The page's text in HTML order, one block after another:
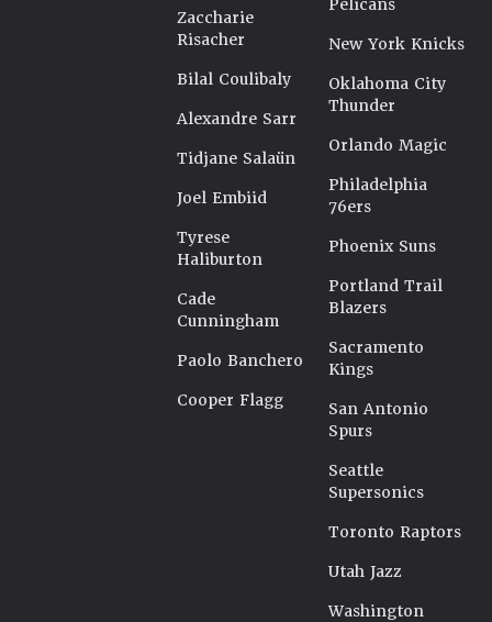
Zaccharie
Risacher
Bilal Coulibaly
Alexandre Sarr
Tidjane Salaün
Joel Embiid
Tyrese
Haliburton
Cade
Cunningham
Paolo Banchero
Cooper Flagg
Pelicans
New York Knicks
Oklahoma City
Thunder
Orlando Magic
Philadelphia
76ers
Phoenix Suns
Portland Trail
Blazers
Sacramento
Kings
San Antonio
Spurs
Seattle
Supersonics
Toronto Raptors
Utah Jazz
Washington